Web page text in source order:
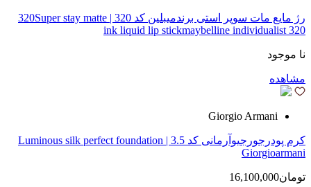
رژ مایع مات سوپر استی‌ برندمیبلین کد 320 | 320Super stay matte
ink liquid lip stickmaybelline individualist 320
نا موجود
مشاهده
Giorgio Armani
کرم پودرجورجیوآرمانی کد 3.5 | Luminous silk perfect foundation
Giorgioarmani
تومان16,100,000